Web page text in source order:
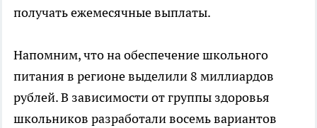
получать ежемесячные выплаты.
Напомним, что на обеспечение школьного
питания в регионе выделили 8 миллиардов
рублей. В зависимости от группы здоровья
школьников разработали восемь вариантов